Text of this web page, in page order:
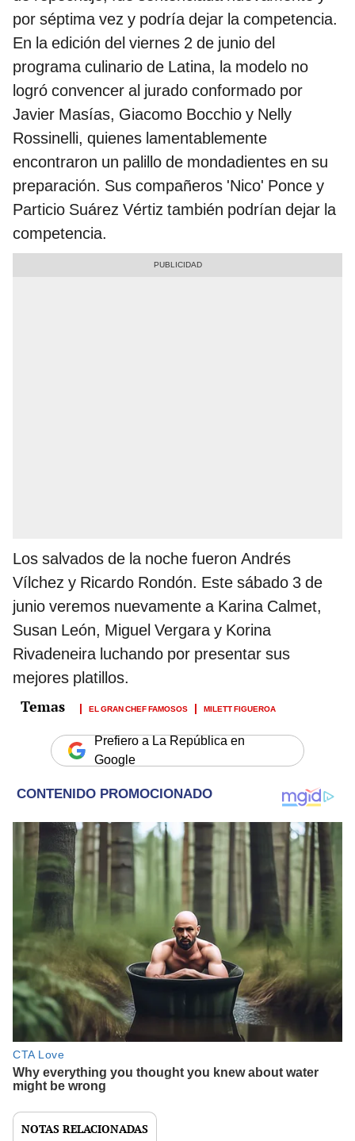
por séptima vez y podría dejar la competencia.
En la edición del viernes 2 de junio del
programa culinario de Latina, la modelo no
logró convencer al jurado conformado por
Javier Masías, Giacomo Bocchio y Nelly
Rossinelli, quienes lamentablemente
encontraron un palillo de mondadientes en su
preparación. Sus compañeros 'Nico' Ponce y
Particio Suárez Vértiz también podrían dejar la
competencia.
Los salvados de la noche fueron Andrés
Vílchez y Ricardo Rondón. Este sábado 3 de
junio veremos nuevamente a Karina Calmet,
Susan León, Miguel Vergara y Korina
Rivadeneira luchando por presentar sus
mejores platillos.
EL GRAN CHEF FAMOSOS MILETT FIGUEROA
Prefiero a La República en
Google
NOTAS RELACIONADAS